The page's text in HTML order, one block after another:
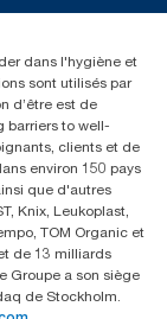
dans l'hygiène et
sont utilisés par
d’être est de
barriers to well-
clients et de
environ 150 pays
que d'autres
Knix, Leukoplast,
TOM Organic et
de 13 milliards
Groupe a son siège
de Stockholm.